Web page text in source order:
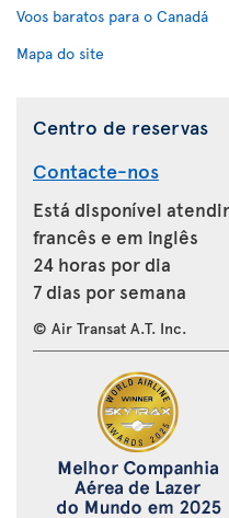
Voos baratos para o Canadá
Mapa do site
Centro de reservas
Contacte-nos
Está disponível
francês e em inglês
24 horas por dia
7 dias por semana
© Air Transat A.T. Inc.